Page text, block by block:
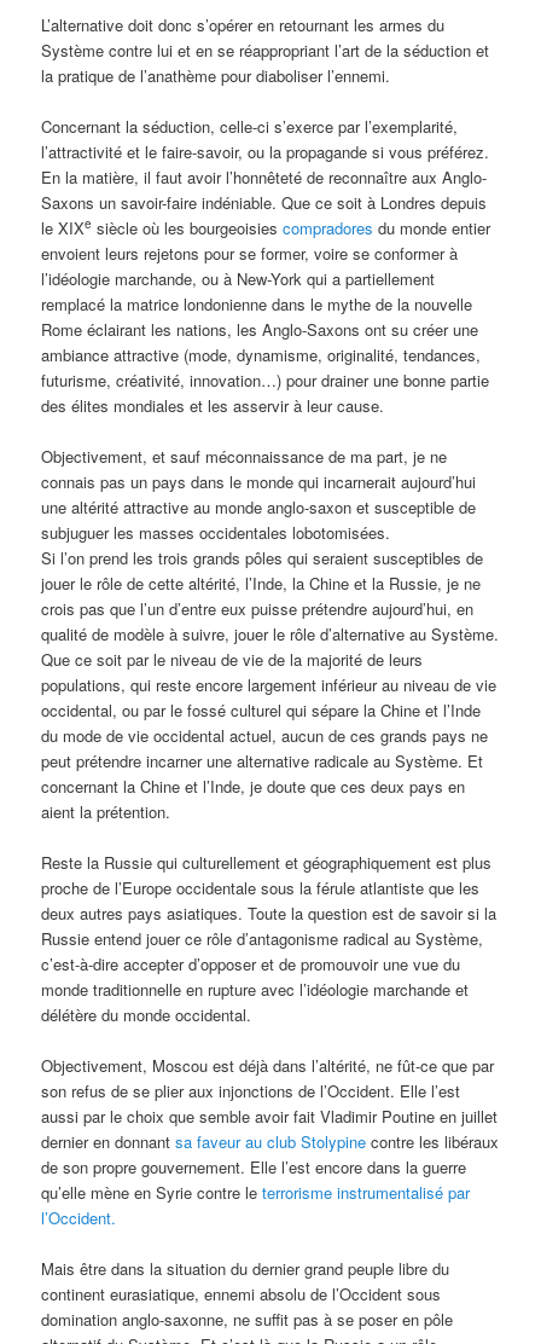
L’alternative doit donc s’opérer en retournant les armes du
Système contre lui et en se réappropriant l’art de la séduction et
la pratique de l’anathème pour diaboliser l’ennemi.
Concernant la séduction, celle-ci s’exerce par l’exemplarité,
l’attractivité et le faire-savoir, ou la propagande si vous préférez.
En la matière, il faut avoir l’honnêteté de reconnaître aux Anglo-
Saxons un savoir-faire indéniable. Que ce soit à Londres depuis
le XIXe siècle où les bourgeoisiescompradores du monde entier
envoient leurs rejetons pour se former, voire se conformer à
l’idéologie marchande, ou à New-York qui a partiellement
remplacé la matrice londonienne dans le mythe de la nouvelle
Rome éclairant les nations, les Anglo-Saxons ont su créer une
ambiance attractive (mode, dynamisme, originalité, tendances,
futurisme, créativité, innovation…) pour drainer une bonne partie
des élites mondiales et les asservir à leur cause.
Objectivement, et sauf méconnaissance de ma part, je ne
connais pas un pays dans le monde qui incarnerait aujourd’hui
une altérité attractive au monde anglo-saxon et susceptible de
subjuguer les masses occidentales lobotomisées.
Si l’on prend les trois grands pôles qui seraient susceptibles de
jouer le rôle de cette altérité, l’Inde, la Chine et la Russie, je ne
crois pas que l’un d’entre eux puisse prétendre aujourd’hui, en
qualité de modèle à suivre, jouer le rôle d’alternative au Système.
Que ce soit par le niveau de vie de la majorité de leurs
populations, qui reste encore largement inférieur au niveau de vie
occidental, ou par le fossé culturel qui sépare la Chine et l’Inde
du mode de vie occidental actuel, aucun de ces grands pays ne
peut prétendre incarner une alternative radicale au Système. Et
concernant la Chine et l’Inde, je doute que ces deux pays en
aient la prétention.
Reste la Russie qui culturellement et géographiquement est plus
proche de l’Europe occidentale sous la férule atlantiste que les
deux autres pays asiatiques. Toute la question est de savoir si la
Russie entend jouer ce rôle d’antagonisme radical au Système,
c’est-à-dire accepter d’opposer et de promouvoir une vue du
monde traditionnelle en rupture avec l’idéologie marchande et
délétère du monde occidental.
Objectivement, Moscou est déjà dans l’altérité, ne fût-ce que par
son refus de se plier aux injonctions de l’Occident. Elle l’est
aussi par le choix que semble avoir fait Vladimir Poutine en juillet
dernier en donnantsa faveur au club Stolypine contre les libéraux
de son propre gouvernement. Elle l’est encore dans la guerre
qu’elle mène en Syrie contre leterrorisme instrumentalisé par
l’Occident.
Mais être dans la situation du dernier grand peuple libre du
continent eurasiatique, ennemi absolu de l’Occident sous
domination anglo-saxonne, ne suffit pas à se poser en pôle